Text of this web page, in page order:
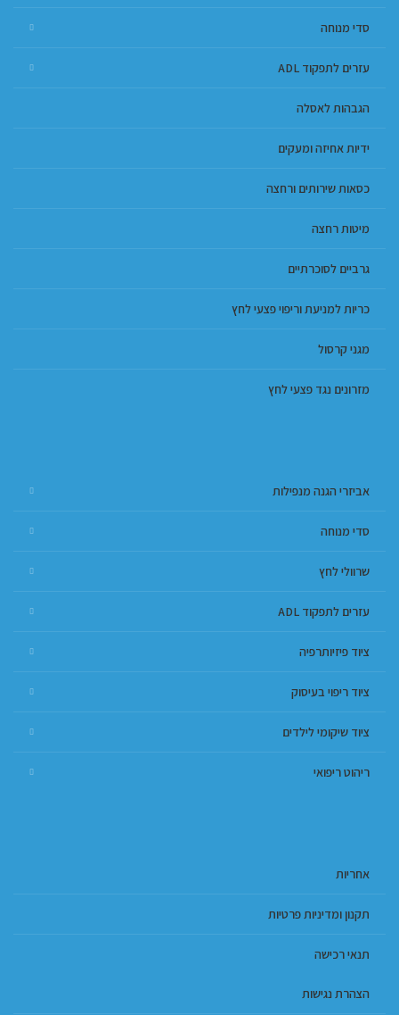
סדי מנוחה
עזרים לתפקוד ADL
הגבהות לאסלה
ידיות אחיזה ומעקים
כסאות שירותים ורחצה
מיטות רחצה
גרביים לסוכרתיים
כריות למניעת וריפוי פצעי לחץ
מגני קרסול
מזרונים נגד פצעי לחץ
אביזרי הגנה מנפילות
סדי מנוחה
שרוולי לחץ
עזרים לתפקוד ADL
ציוד פיזיותרפיה
ציוד ריפוי בעיסוק
ציוד שיקומי לילדים
ריהוט ריפואי
אחריות
תקנון ומדיניות פרטיות
תנאי רכישה
הצהרת נגישות